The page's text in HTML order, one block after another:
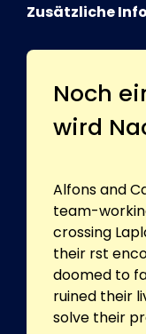
Zusätzliche
Noch
wird
Alfons and
team-
crossing
their rst
doomed to
ruined their
solve their